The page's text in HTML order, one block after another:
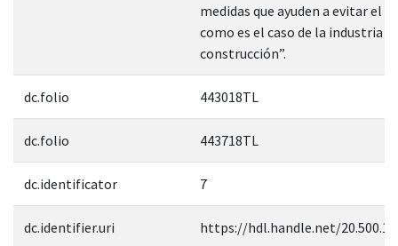
medidas que ayuden a evitar el
como es el caso de la industria
construcción”.
dc.folio 443018TL
dc.folio 443718TL
dc.identificator 7
dc.identifier.uri https://hdl.handle.net/